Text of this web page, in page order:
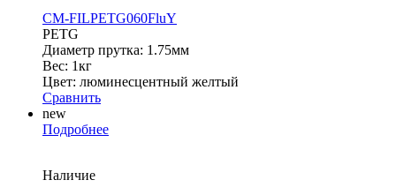
CM-FILPETG060FluY
PETG
Диаметр прутка: 1.75мм
Вес: 1кг
Цвет: люминесцентный желтый
Сравнить
new
Подробнее
Наличие